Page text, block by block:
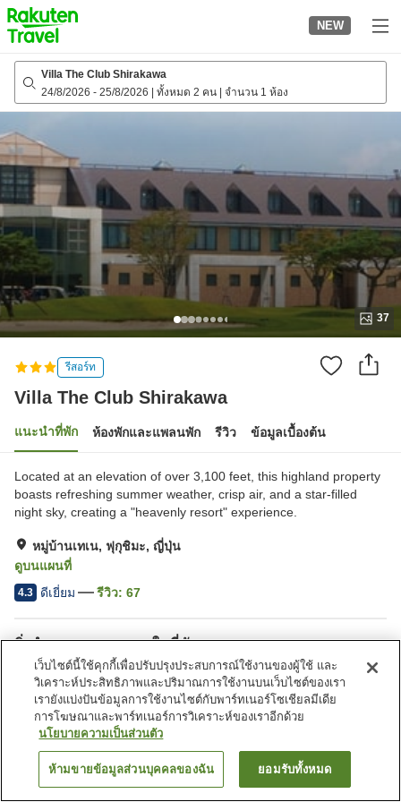
to
top
page
NEW
Villa The Club Shirakawa
24/8/2026 - 25/8/2026 ทั้งหมด 2 คน จำนวน 1 ห้อง
37
รีสอร์ท
Villa The Club Shirakawa
แนะนำที่พัก ห้องพักและแพลนพัก รีวิว ข้อมูลเบื้องต้น
Located at an elevation of over 3,100 feet, this highland property
boasts refreshing summer weather, crisp air, and a star-filled
night sky, creating a "heavenly resort" experience.
หมู่บ้านเทเน, ฟุกุชิมะ, ญี่ปุ่น
ดูบนแผนที่
4.3 ดีเยี่ยม รีวิว: 67
สิ่งอำนวยความสะดวกในที่พัก
ที่จอดรถ
ร้านอาหาร
เลานจ์
ตู้จำหน่ายอัตโนมัติ
หน้าแรก ญี่ปุ่น ฟุกุชิมะ
Villa The Club Shirakawa
ค้นหาห้องพัก
เว็บไซต์นี้ใช้คุกกี้เพื่อปรับปรุงประสบการณ์ใช้งานของผู้ใช้ และ
วิเคราะห์ประสิทธิภาพและปริมาณการใช้งานบนเว็บไซต์ของเรา
เรายังแบ่งปันข้อมูลการใช้งานไซต์กับพาร์ทเนอร์โซเชียลมีเดีย
การโฆษณาและพาร์ทเนอร์การวิเคราะห์ของเราอีกด้วย
นโยบายความเป็นส่วนตัว
ห้ามขายข้อมูลส่วนบุคคลของฉัน ยอมรับทั้งหมด